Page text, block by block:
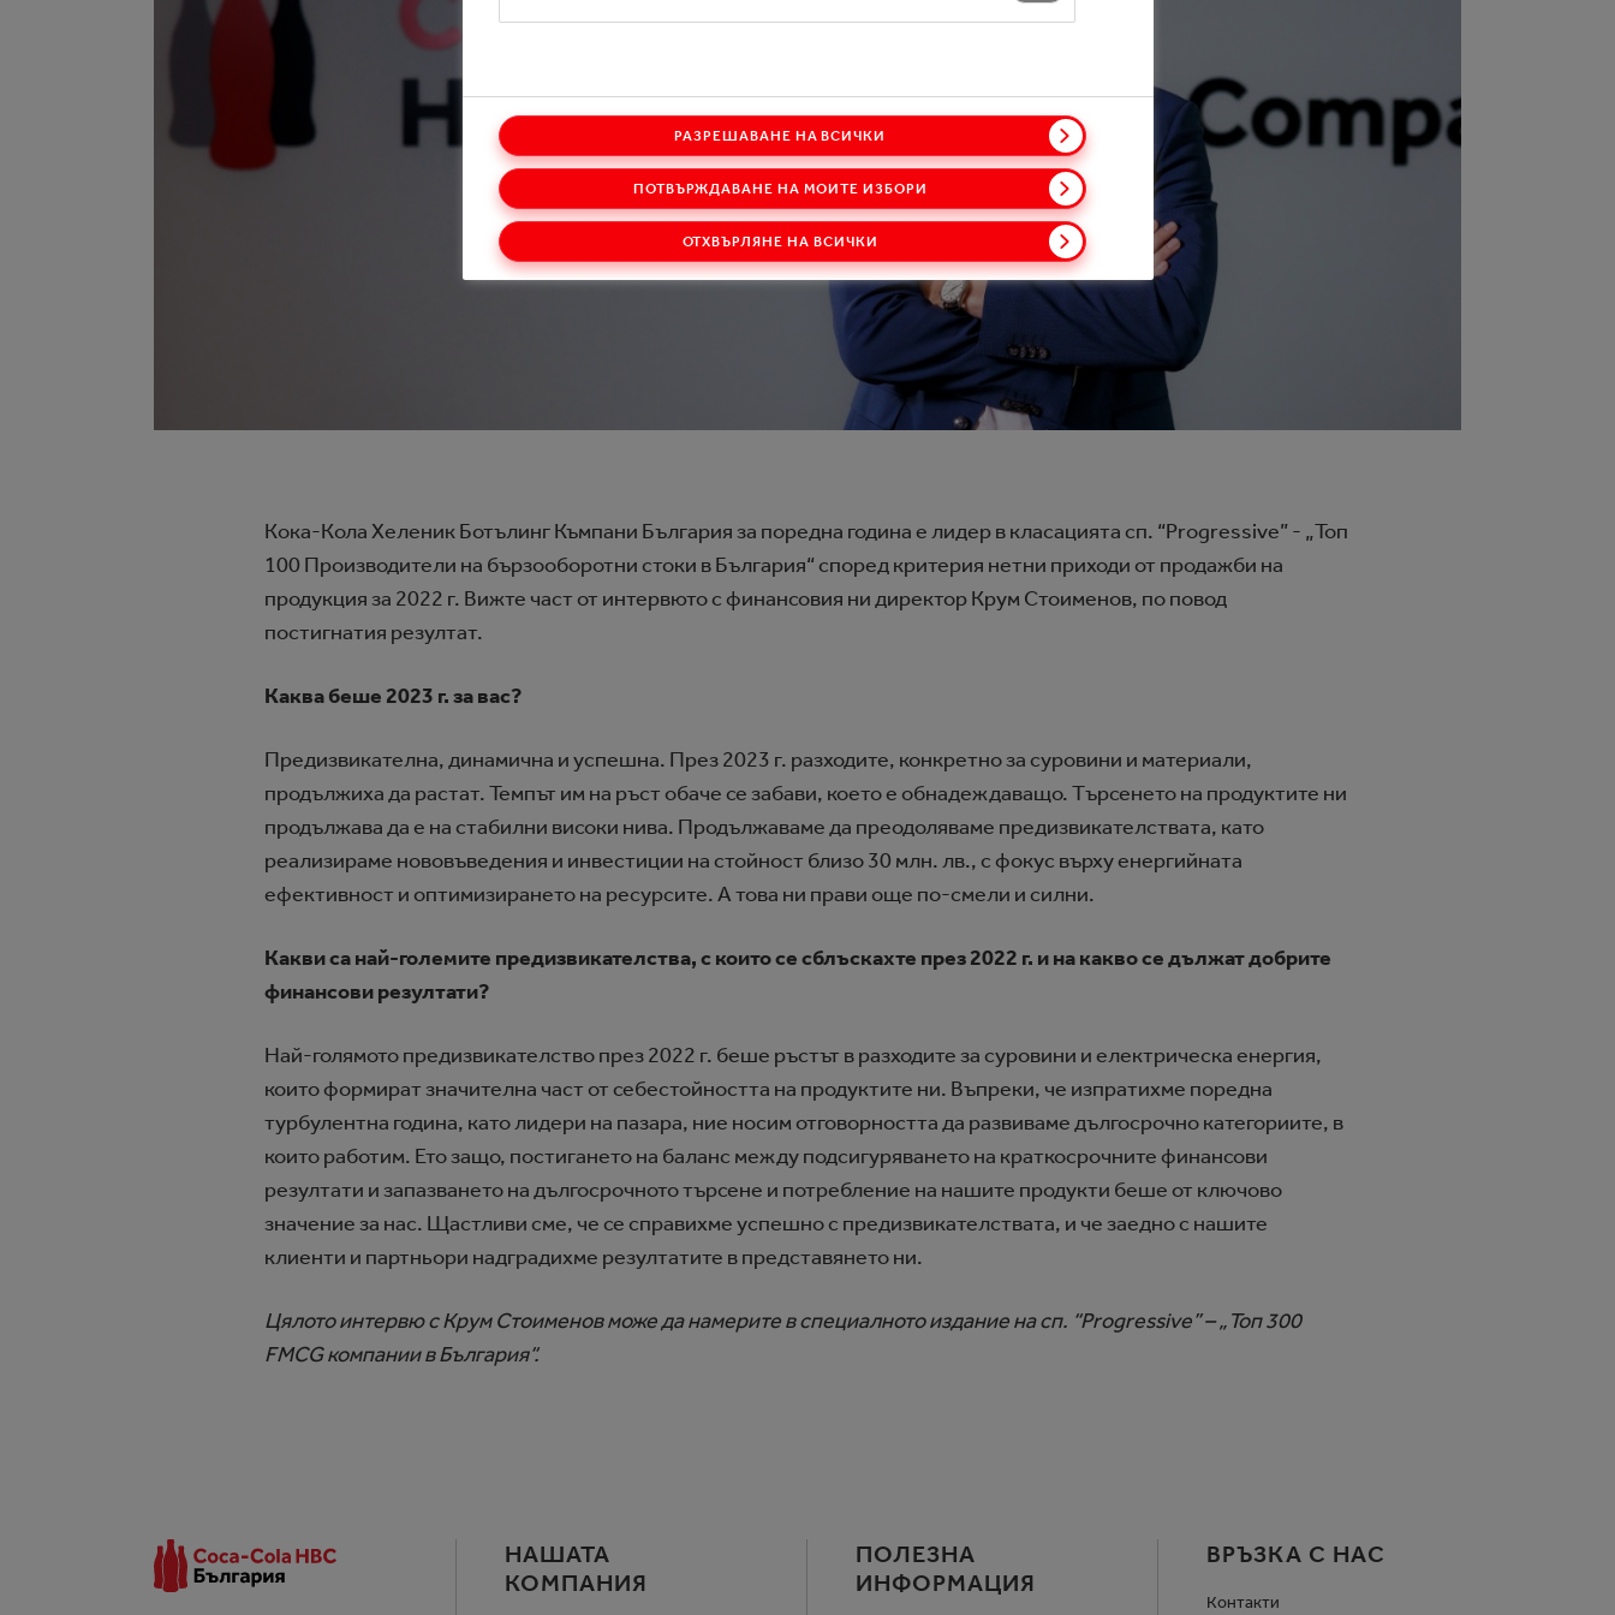
Кока-Кола Хеленик Ботълинг Къмпани България за поредна година е лидер в класацията сп. “Progressive” - „Топ
100 Производители на бързооборотни стоки в България“ според критерия нетни приходи от продажби на
продукция за 2022 г. Вижте част от интервюто с финансовия ни директор Крум Стоименов, по повод
постигнатия резултат.
Каква беше 2023 г. за вас?
Предизвикателна, динамична и успешна. През 2023 г. разходите, конкретно за суровини и материали,
продължиха да растат. Темпът им на ръст обаче се забави, което е обнадеждаващо. Tърсенето на продуктите ни
продължава да е на стабилни високи нива. Продължаваме да преодоляваме предизвикателствата, като
реализираме нововъведения и инвестиции на стойност близо 30 млн. лв., с фокус върху енергийната
ефективност и оптимизирането на ресурсите. А това ни прави още по-смели и силни.
Какви са най-големите предизвикателства, с които се сблъскахте през 2022 г. и на какво се дължат добрите
финансови резултати?
Най-голямото предизвикателство през 2022 г. беше ръстът в разходите за суровини и електрическа енергия,
които формират значителна част от себестойността на продуктите ни. Въпреки, че изпратихме поредна
турбулентна година, като лидери на пазара, ние носим отговорността да развиваме дългосрочно категориите, в
които работим. Ето защо, постигането на баланс между подсигуряването на краткосрочните финансови
резултати и запазването на дългосрочното търсене и потребление на нашите продукти беше от ключово
значение за нас. Щастливи сме, че се справихме успешно с предизвикателствата, и че заедно с нашите
клиенти и партньори надградихме резултатите в представянето ни.
Цялото интервю с Крум Стоименов може да намерите в специалното издание на сп. “Progressive” – „Топ 300
FMCG компании в България“.
НАШАТА
КОМПАНИЯ
ПОЛЕЗНА
ИНФОРМАЦИЯ
ВРЪЗКА С НАС
Контакти
ОТХВЪРЛЯНЕ НА ВСИЧКИ
ПОТВЪРЖДАВАНЕ НА МОИТЕ ИЗБОРИ
РАЗРЕШАВАНЕ НА ВСИЧКИ